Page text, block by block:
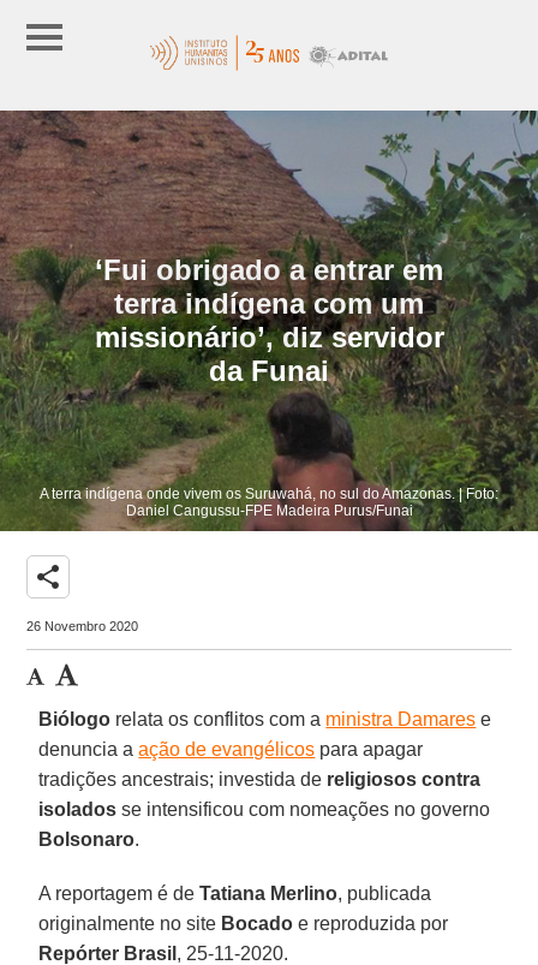
‘Fui obrigado a entrar em
terra indígena com um
missionário’, diz servidor
da Funai
A terra indígena onde vivem os Suruwahá, no sul do Amazonas. | Foto:
Daniel Cangussu-FPE Madeira Purus/Funai
share
26 Novembro 2020
Biólogo relata os conflitos com a ministra Damares e
denuncia aação de evangélicos para apagar
tradições ancestrais; investida de religiosos contra
isolados se intensificou com nomeações no governo
Bolsonaro.
A reportagem é deTatiana Merlino, publicada
originalmente no site Bocadoe reproduzida por
Repórter Brasil , 25-11-2020.